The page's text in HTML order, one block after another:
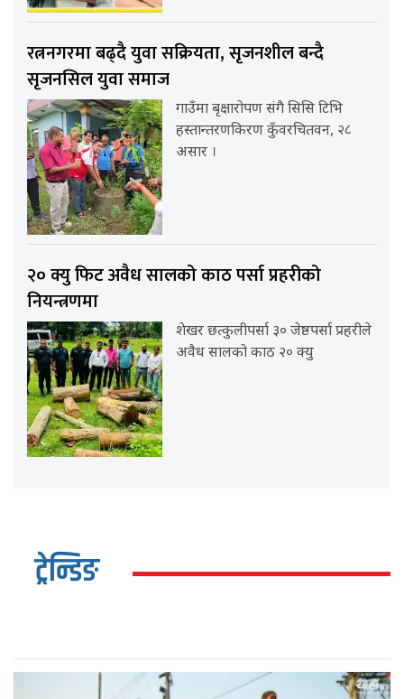
रत्ननगरमा बढ्दै युवा सक्रियता, सृजनशील बन्दै
सृजनसिल युवा समाज
गाउँमा बृक्षारोपण संगै सिसि टिभि
हस्तान्तरणकिरण कुँवरचितवन, २८
असार ।
२० क्यु फिट अवैध सालको काठ पर्सा प्रहरीको
नियन्त्रणमा
शेखर छत्कुलीपर्सा ३० जेष्ठपर्सा प्रहरीले
अवैध सालको काठ २० क्यु
ट्रेन्डिङ